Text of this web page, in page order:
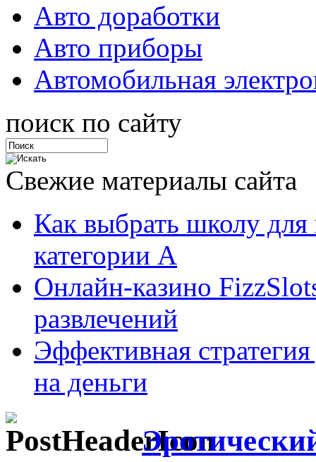
Авто доработки
Авто приборы
Автомобильная
поиск по сайту
Свежие материалы сайта
Как выбрать школу для
категории А
Онлайн-казино
развлечений
Эффективная
на деньги